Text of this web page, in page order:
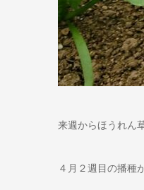
来週からほうれん
４月２週目の播種